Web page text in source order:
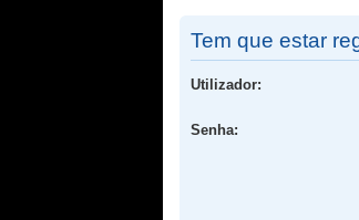
Tem que estar
Utilizador:
Senha: